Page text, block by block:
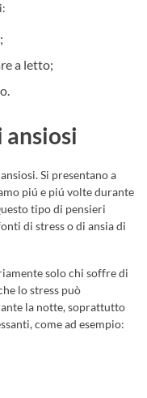
a letto;
ansiosi
Si presentano a
piú e piú volte durante
tipo di pensieri
di stress o di ansia di
solo chi soffre di
lo stress può
la notte, soprattutto
come ad esempio: